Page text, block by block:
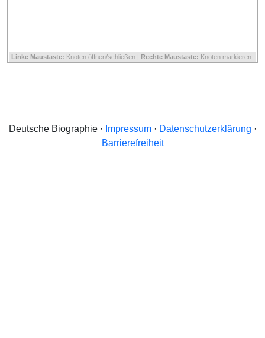
Linke Maustaste: Knoten öffnen/schließen | Rechte Maustaste: Knoten markieren
Deutsche Biographie · Impressum· Datenschutzerklärung ·
Barrierefreiheit